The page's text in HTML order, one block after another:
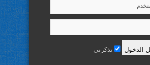
تذكرني